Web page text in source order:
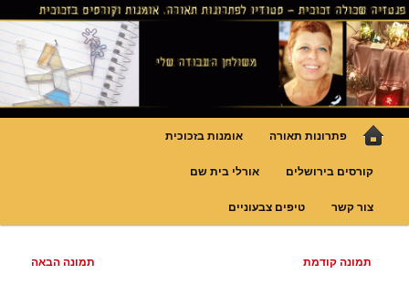
לדלג
לתוכן
פנטזיה – פתרונות תאורה וסטודיו
לויטראז
גופי תאורה אומנותיים בעבודת יד, ויטראזים לחלונות ולמחיצות דקורטיביות, קורסים
בויטראז ובפסיפס
תפריט
פתרונות תאורה אומנות בזכוכית
קורסים בירושלים אורלי בית שם
צור קשר טיפים צבעוניים
ניווט
תמונה קודמת תמונה הבאה